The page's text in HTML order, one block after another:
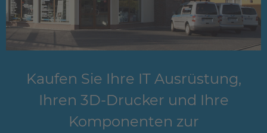
Kaufen Sie Ihre IT Ausrüstung,
Ihren 3D-Drucker und Ihre
Komponenten zur